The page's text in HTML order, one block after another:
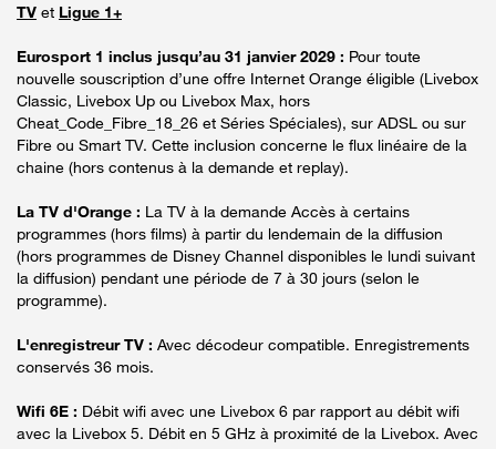
TV et Ligue 1+
Eurosport 1 inclus jusqu’au 31 janvier 2029 : Pour toute
nouvelle souscription d’une offre Internet Orange éligible (Livebox
Classic, Livebox Up ou Livebox Max, hors
Cheat_Code_Fibre_18_26 et Séries Spéciales), sur ADSL ou sur
Fibre ou Smart TV. Cette inclusion concerne le flux linéaire de la
chaine (hors contenus à la demande et replay).
La TV d'Orange : La TV à la demande Accès à certains
programmes (hors films) à partir du lendemain de la diffusion
(hors programmes de Disney Channel disponibles le lundi suivant
la diffusion) pendant une période de 7 à 30 jours (selon le
programme).
L'enregistreur TV : Avec décodeur compatible. Enregistrements
conservés 36 mois.
Wifi 6E : Débit wifi avec une Livebox 6 par rapport au débit wifi
avec la Livebox 5. Débit en 5 GHz à proximité de la Livebox. Avec